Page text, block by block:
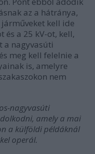
az a hátránya,
kell ide
és a 25 kV-ot, kell,
a nagyvasúti
meg kell felelnie a
is, amelyre
nem
nagyvasúti
amely a mai
a külföldi példáknál
operál.